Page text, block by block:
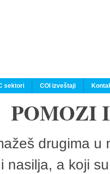
sektori COI izveštaji
POMOZI
drugima
nasilja, a koji